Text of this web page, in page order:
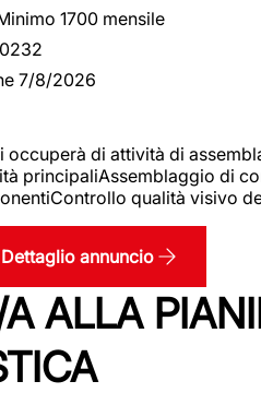
1700 mensile
7/8/2026
occuperà di attività di
principaliAssemblaggio di
qualità visivo
Dettaglio annuncio
ALLA